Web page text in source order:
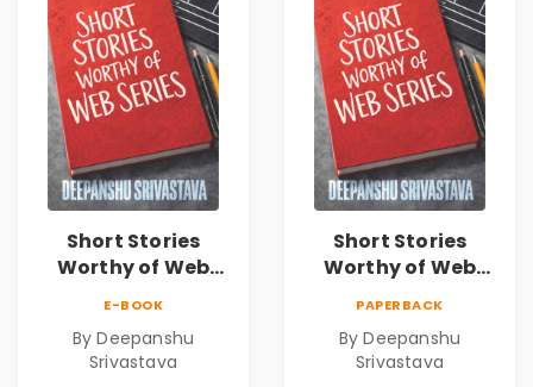
Short Stories
Worthy of Web
Deepanshu
Srivastava
E-BOOK
By Deepanshu
Srivastava
Short Stories
Worthy of Web
Deepanshu
Srivastava
PAPERBACK
By Deepanshu
Srivastava